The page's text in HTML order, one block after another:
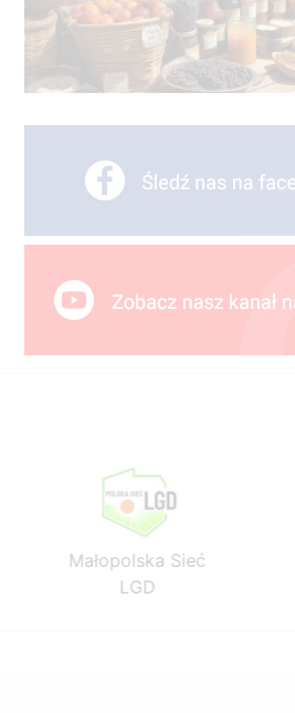
Małopolska Sieć
LGD